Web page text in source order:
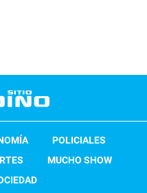
POLICIALES
MUCHO SHOW